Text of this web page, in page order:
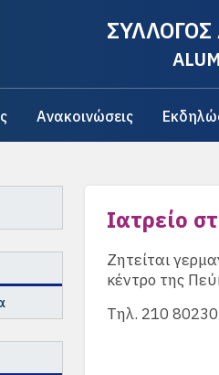
Ανακοινώσεις
Ιατρείο
Ζητείται
κέντρο της
Τηλ. 210